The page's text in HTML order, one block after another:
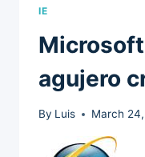
IE
agujero
By Luis March